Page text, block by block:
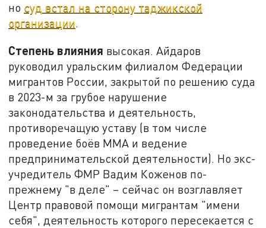
но суд встал на сторону таджикской
организации.
Степень влияния высокая. Айдаров
руководил уральским филиалом Федерации
мигрантов России, закрытой по решению суда
в 2023-м за грубое нарушение
законодательства и деятельность,
противоречащую уставу (в том числе
проведение боёв ММА и ведение
предпринимательской деятельности). Но экс-
учредитель ФМР Вадим Коженов по-
прежнему "в деле" – сейчас он возглавляет
Центр правовой помощи мигрантам "имени
себя", деятельность которого пересекается с